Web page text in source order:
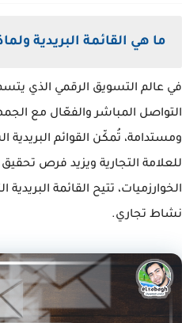
ما هي القائمة البريدية
في عالم التسويق الرقمي الذي
التواصل المباشر والفعّال مع
ومستدامة، تُمكّن القوائم البريدية
للعلامة التجارية ويزيد فرص
الخوارزميات، تتيح القائمة
نشاط تجاري.